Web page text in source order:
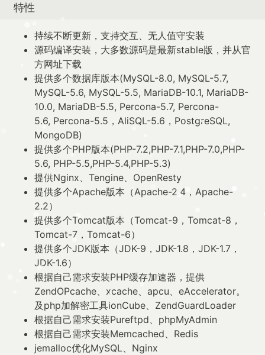
特性
持续不断更新，支持交互、无人值守安装
源码编译安装，大多数源码是最新stable版，并从官
方网址下载
提供多个数据库版本(MySQL-8.0, MySQL-5.7,
MySQL-5.6, MySQL-5.5, MariaDB-10.1, MariaDB-
10.0, MariaDB-5.5, Percona-5.7, Percona-
5.6, Percona-5.5，AliSQL-5.6，PostgreSQL,
MongoDB)
提供多个PHP版本(PHP-7.2,PHP-7.1,PHP-7.0,PHP-
5.6, PHP-5.5,PHP-5.4,PHP-5.3)
提供Nginx、Tengine、OpenResty
提供多个Apache版本（Apache-2.4，Apache-
2.2）
提供多个Tomcat版本（Tomcat-9，Tomcat-8，
Tomcat-7，Tomcat-6）
提供多个JDK版本（JDK-9，JDK-1.8，JDK-1.7，
JDK-1.6）
根据自己需求安装PHP缓存加速器，提供
ZendOPcache、xcache、apcu、eAccelerator。
及php加解密工具ionCube、ZendGuardLoader
根据自己需求安装Pureftpd、phpMyAdmin
根据自己需求安装Memcached、Redis
jemalloc优化MySQL、Nginx